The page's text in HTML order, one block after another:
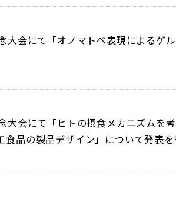
大会にて「オノマトペ表現によるゲ
大会にて「ヒトの摂食メカニズムを
品の製品デザイン」について発表を